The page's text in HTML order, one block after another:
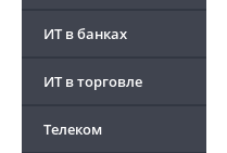
ИТ в банках
ИТ в торговле
Телеком